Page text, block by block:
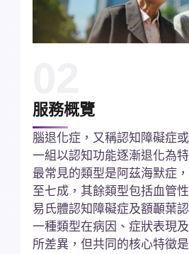
服務概覽
腦退化症，又稱認知障礙症
一組以認知功能逐漸退化為
最常見的類型是阿茲海默症
至七成，其餘類型包括血管
易氏體認知障礙症及額顳葉
一種類型在病因、症狀表現
所差異，但共同的核心特徵